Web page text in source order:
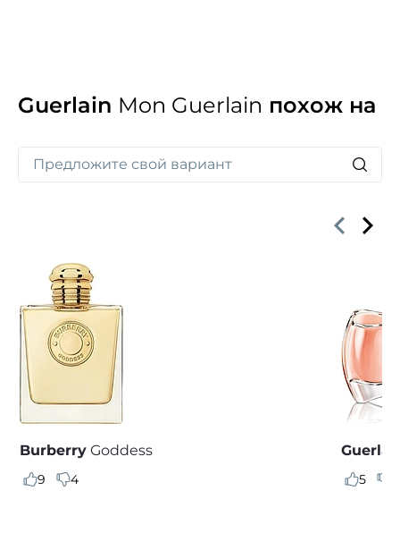
Guerlain Mon Guerlain похож на
Burberry Goddess
9 4 5